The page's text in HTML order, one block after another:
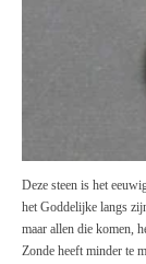
Deze steen is het
het Goddelijke langs
maar allen die komen,
Zonde heeft minder te